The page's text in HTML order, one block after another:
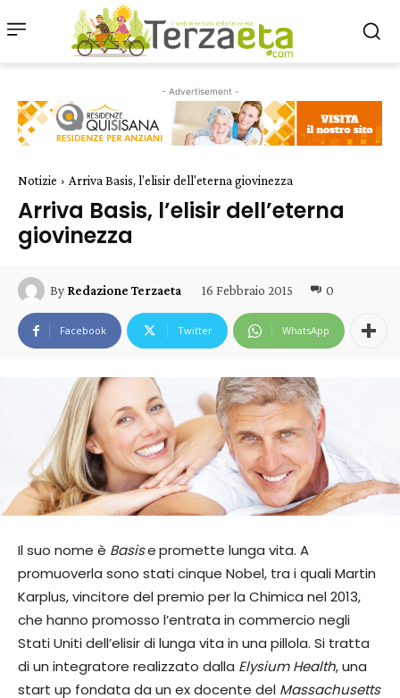
- Advertisement -
Notizie Arriva Basis, l’elisir dell'eterna giovinezza
Arriva Basis, l’elisir dell’eterna
giovinezza
By Redazione Terzaeta 16 Febbraio 2015 0
Facebook Twitter WhatsApp
Il suo nome è Basisepromette lunga vita. A
promuoverla sono stati cinque Nobel, tra i quali Martin
Karplus, vincitore del premio per la Chimica nel 2013,
che hanno promosso l’entrata in commercio negli
Stati Uniti dell’elisir di lunga vita in una pillola. Si tratta
di un integratore realizzato dalla Elysium Health, una
start up fondata da un ex docente del Massachusetts